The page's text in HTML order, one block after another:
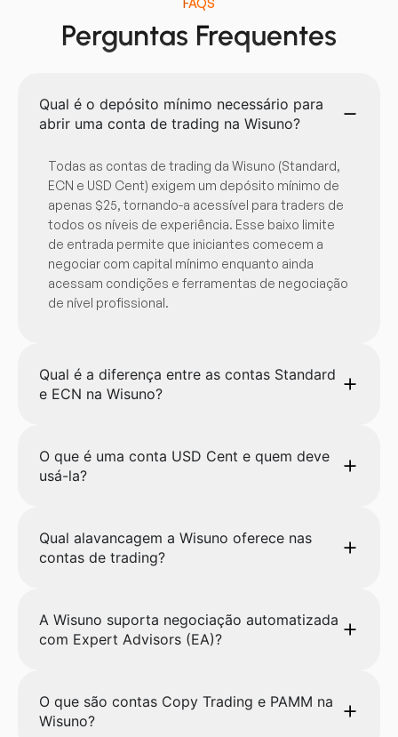
Perguntas Frequentes
Qual é o depósito mínimo necessário para
abrir uma conta de trading na Wisuno?
Todas as contas de trading da Wisuno (Standard,
ECN e USD Cent) exigem um depósito mínimo de
apenas $25, tornando-a acessível para traders de
todos os níveis de experiência. Esse baixo limite
de entrada permite que iniciantes comecem a
negociar com capital mínimo enquanto ainda
acessam condições e ferramentas de negociação
de nível profissional.
Qual é a diferença entre as contas Standard
e ECN na Wisuno?
O que é uma conta USD Cent e quem deve
usá-la?
Qual alavancagem a Wisuno oferece nas
contas de trading?
A Wisuno suporta negociação automatizada
com Expert Advisors (EA)?
O que são contas Copy Trading e PAMM na
Wisuno?